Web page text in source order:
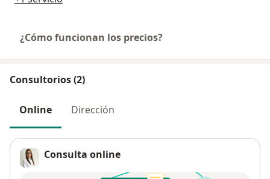
¿Cómo funcionan los precios?
Consultorios (2)
Online Dirección
Consulta online